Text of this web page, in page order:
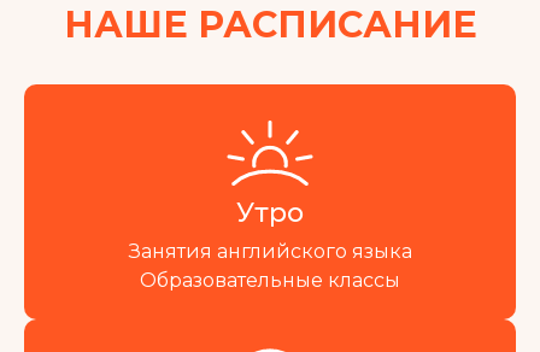
НАШЕ РАСПИСАНИЕ
Утро
Занятия английского языка
Образовательные классы